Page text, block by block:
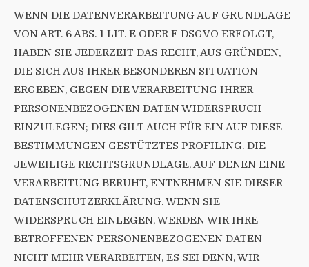
WENN DIE DATENVERARBEITUNG AUF GRUNDLAGE
VON ART. 6 ABS. 1 LIT. E ODER F DSGVO ERFOLGT,
HABEN SIE JEDERZEIT DAS RECHT, AUS GRÜNDEN,
DIE SICH AUS IHRER BESONDEREN SITUATION
ERGEBEN, GEGEN DIE VERARBEITUNG IHRER
PERSONENBEZOGENEN DATEN WIDERSPRUCH
EINZULEGEN; DIES GILT AUCH FÜR EIN AUF DIESE
BESTIMMUNGEN GESTÜTZTES PROFILING. DIE
JEWEILIGE RECHTSGRUNDLAGE, AUF DENEN EINE
VERARBEITUNG BERUHT, ENTNEHMEN SIE DIESER
DATENSCHUTZERKLÄRUNG. WENN SIE
WIDERSPRUCH EINLEGEN, WERDEN WIR IHRE
BETROFFENEN PERSONENBEZOGENEN DATEN
NICHT MEHR VERARBEITEN, ES SEI DENN, WIR